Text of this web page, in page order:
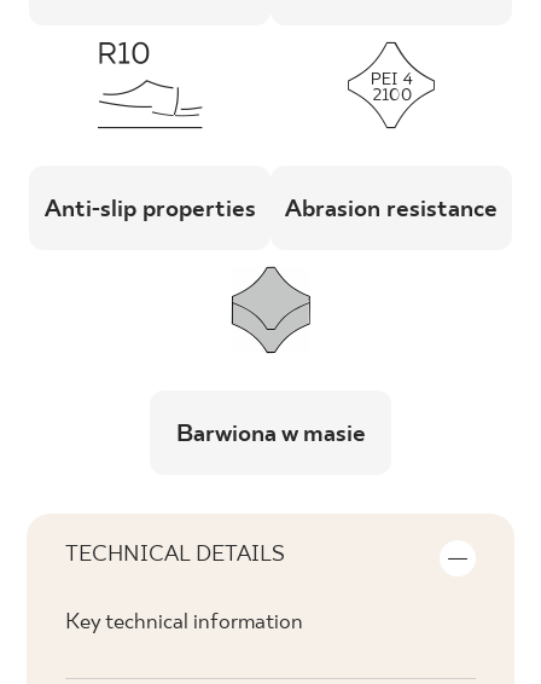
Anti-slip properties Abrasion resistance
Barwiona w masie
TECHNICAL DETAILS
Key technical information